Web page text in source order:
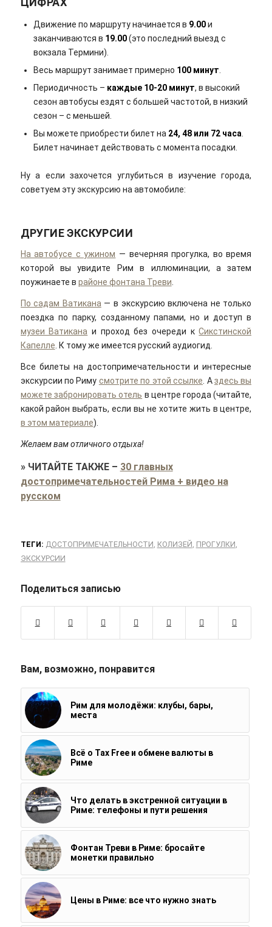
Движение по маршруту начинается в 9.00и
заканчиваются в 19.00(это последний выезд с
вокзала Термини).
Весь маршрут занимает примерно 100 минут
Периодичность – каждые 10-20 минут, в высокий
сезон автобусы ездят с большей частотой, в низкий
сезон – с меньшей.
Вы можете приобрести билет на 24, 48 или 72 часа
Билет начинает действовать с момента посадки.
Ну а если захочется углубиться в изучение города,
советуем эту экскурсию на автомобиле:
ДРУГИЕ ЭКСКУРСИИ
На автобусе с ужином — вечерняя прогулка, во время
которой вы увидите Рим в иллюминации, а затем
поужинаете в районе фонтана Треви.
По садам Ватикана— в экскурсию включена не только
поездка по парку, созданному папами, но и доступ в
музеи Ватикана и проход без очереди кСикстинской
Капелле. К тому же имеется русский аудиогид.
Все билеты на достопримечательности и интересные
экскурсии по Риму смотрите по этой ссылке. Аздесь вы
можете забронировать отель в центре города (читайте,
какой район выбрать, если вы не хотите жить в центре,
в этом материале).
Желаем вам отличного отдыха!
» ЧИТАЙТЕ ТАКЖЕ– 30 главных
достопримечательностей Рима + видео на
русском
ТЕГИ: ДОСТОПРИМЕЧАТЕЛЬНОСТИ КОЛИЗЕЙ ПРОГУЛКИ
ЭКСКУРСИИ
Поделиться записью
Вам, возможно, понравится
Рим для молодёжи: клубы, бары,
места
Всё о Tax Free и обмене валюты в
Риме
Что делать в экстренной ситуации в
Риме: телефоны и пути решения
Фонтан Треви в Риме: бросайте
монетки правильно
Цены в Риме: все что нужно знать